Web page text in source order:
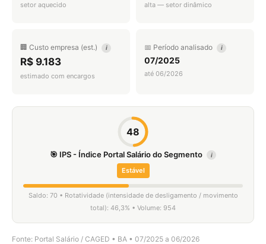
setor aquecido alta — setor dinâmico
🏢 Custo empresa (est.) i
R$ 9.183
estimado com encargos
📅 Período analisado i
07/2025
até 06/2026
48
🎯 IPS - Índice Portal Salário do Segmento i
Estável
Saldo: 70 • Rotatividade (intensidade de desligamento / movimento
total): 46,3% • Volume: 954
Fonte: Portal Salário / CAGED • BA • 07/2025 a 06/2026